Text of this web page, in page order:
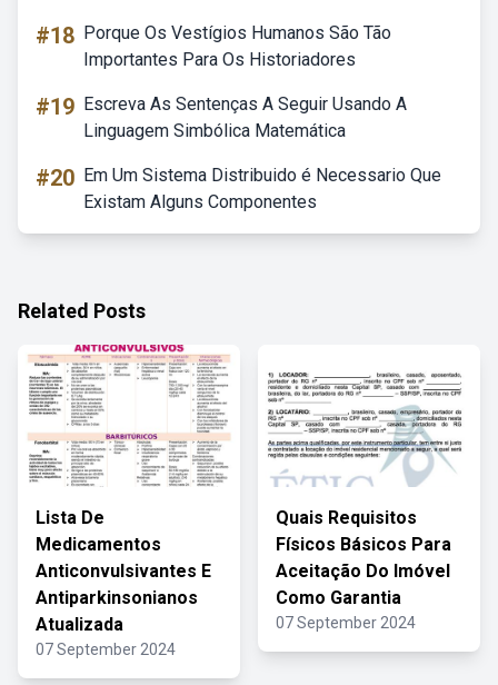
#18 Porque Os Vestígios Humanos São Tão
Importantes Para Os Historiadores
#19 Escreva As Sentenças A Seguir Usando A
Linguagem Simbólica Matemática
#20 Em Um Sistema Distribuido é Necessario Que
Existam Alguns Componentes
Related Posts
Lista De
Medicamentos
Anticonvulsivantes E
Antiparkinsonianos
Atualizada
07 September 2024
Quais Requisitos
Físicos Básicos Para
Aceitação Do Imóvel
Como Garantia
07 September 2024